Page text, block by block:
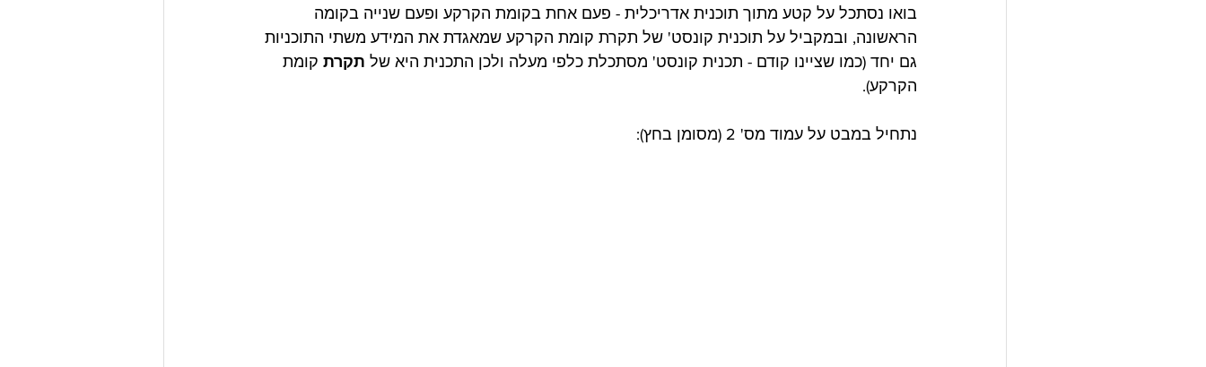
בואו נסתכל על קטע מתוך תוכנית אדריכלית - פעם אחת בקומת הקרקע ופעם שנייה בקומה
הראשונה, ובמקביל על תוכנית קונסט' של תקרת קומת הקרקע שמאגדת את המידע משתי התוכניות
גם יחד (כמו שציינו קודם - תכנית קונסט' מסתכלת כלפי מעלה ולכן התכנית היא של תקרת קומת
הקרקע).
נתחיל במבט על עמוד מס' 2 (מסומן בחץ):